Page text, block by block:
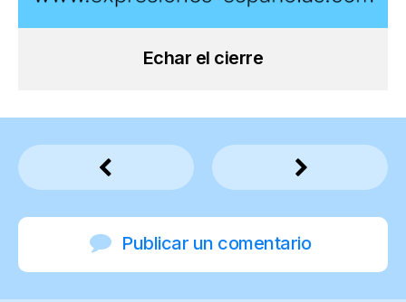
Echar el cierre
Publicar un comentario